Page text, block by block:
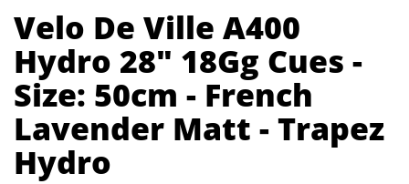
Velo De Ville A400
Hydro 28" 18Gg Cues -
Size: 50cm - French
Lavender Matt - Trapez
Hydro